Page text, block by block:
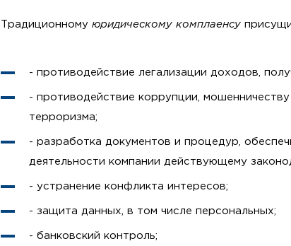
Традиционномуюридическому комплаенсу
- противодействие легализации доходов,
- противодействие коррупции,
терроризма;
- разработка документов и процедур,
деятельности компании действующему
- устранение конфликта интересов;
- защита данных, в том числе персональных;
- банковский контроль;